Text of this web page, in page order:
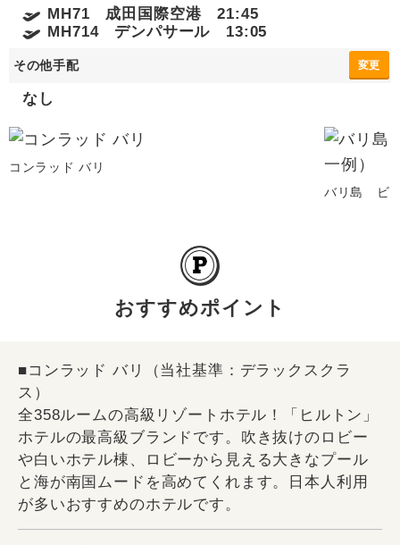
MH71 成田国際空港 21:45
MH714 デンパサール 13:05
その他手配 変更
なし
コンラッド バリ
バリ島 ビー
おすすめポイント
■コンラッド バリ（当社基準：デラックスクラ
ス）
全358ルームの高級リゾートホテル！「ヒルトン」
ホテルの最高級ブランドです。吹き抜けのロビー
や白いホテル棟、ロビーから見える大きなプール
と海が南国ムードを高めてくれます。日本人利用
が多いおすすめのホテルです。